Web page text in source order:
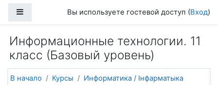
Боковая панельВы используете гостевой доступ (Вход)
Информационные технологии. 11
класс (Базовый уровень)
В начало Курсы
Информатика / Інфарматыка